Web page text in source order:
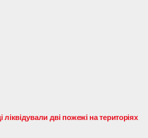
дві пожежі на територіях